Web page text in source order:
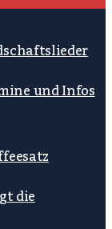
und Infos
die